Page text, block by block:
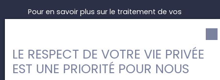
Pour en savoir plus sur le traitement de vos
données personnelles, veuillez consulter notre
Recevoir des annonces
LE RESPECT DE VOTRE VIE PRIVÉE
EST UNE PRIORITÉ POUR NOUS